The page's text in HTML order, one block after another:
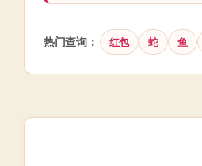
热门查询： 红包 蛇 鱼